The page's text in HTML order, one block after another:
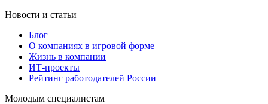
Новости и статьи
Блог
О компаниях в игровой форме
Жизнь в компании
ИТ-проекты
Рейтинг работодателей России
Молодым специалистам